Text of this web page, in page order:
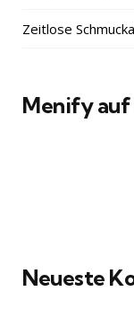
Zeitlose
Menify auf
Neueste